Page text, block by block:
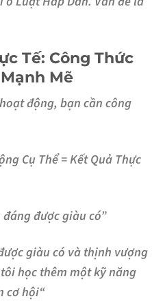
Tế: Công Thức
Mẽ
động, bạn cần công
Cụ Thể = Kết Quả Thực
được giàu có”
giàu có và thịnh vượng
học thêm một kỹ năng
cơ hội“